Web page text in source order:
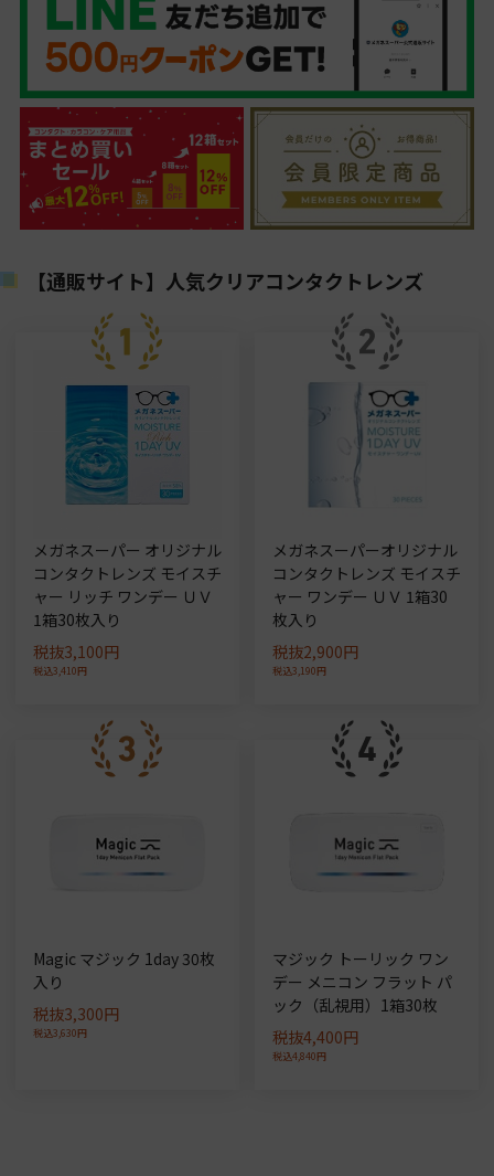
【通販サイト】人気クリアコンタクトレンズ
メガネスーパー オリジナル
コンタクトレンズ モイスチ
ャー リッチ ワンデー ＵＶ
1箱30枚入り
税抜3,100円
税込3,410円
メガネスーパーオリジナル
コンタクトレンズ モイスチ
ャー ワンデー ＵＶ 1箱30
枚入り
税抜2,900円
税込3,190円
Magic マジック 1day 30枚
入り
税抜3,300円
税込3,630円
マジック トーリック ワン
デー メニコン フラット パ
ック（乱視用）1箱30枚
税抜4,400円
税込4,840円